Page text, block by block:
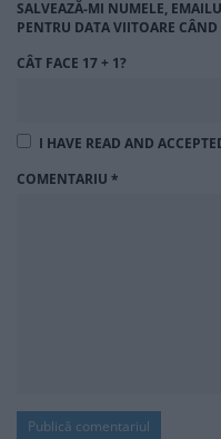
SALVEAZĂ-MI NUMELE,
PENTRU DATA VIITOARE
CÂT FACE 17 + 1?
I HAVE READ AND
COMENTARIU *